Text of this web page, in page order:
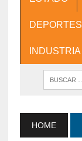
DEPORTES
INDUSTRIA
HOME